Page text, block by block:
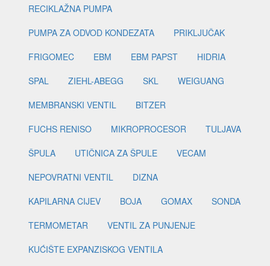
RECIKLAŽNA PUMPA
PUMPA ZA ODVOD KONDEZATA
PRIKLJUČAK
FRIGOMEC
EBM EBM PAPST
HIDRIA
SPAL
ZIEHL-ABEGG SKL
WEIGUANG
MEMBRANSKI VENTIL
BITZER
FUCHS RENISO
MIKROPROCESOR
TULJAVA
ŠPULA
UTIČNICA ZA ŠPULE
VECAM
NEPOVRATNI VENTIL
DIZNA
KAPILARNA CIJEV
BOJA GOMAX
SONDA
TERMOMETAR
VENTIL ZA PUNJENJE
KUĆIŠTE EXPANZISKOG VENTILA